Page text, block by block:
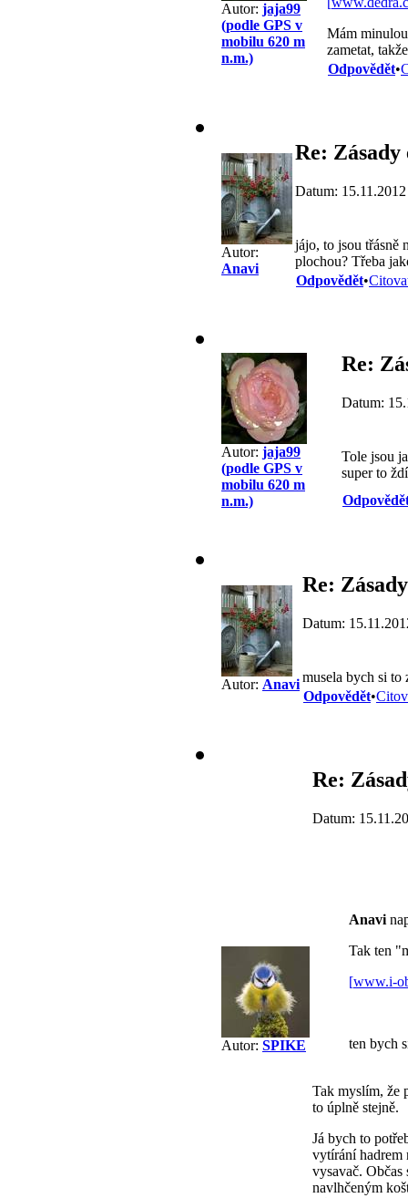
Autor: jaja99
(podle GPS v
mobilu 620 m
n.m.)
Mám
zametat,
Odpovědět•
Autor:
Anavi
Re:
Datum:
jájo, to jsou třásně
plochou? Třeba
Odpovědět•
Autor: jaja99
(podle GPS v
mobilu 620 m
n.m.)
Re:
Datum:
Tole jsou
super to
Autor: Anavi
Re:
Datum:
musela bych si to
Odpovědět•
Autor: SPIKE
Re:
Datum:
Anavi
Tak ten
[www.i-
ten bych
Tak myslím, že
to úplně stejně.
Já bych to
vytírání hadrem
vysavač.
navlhčeným